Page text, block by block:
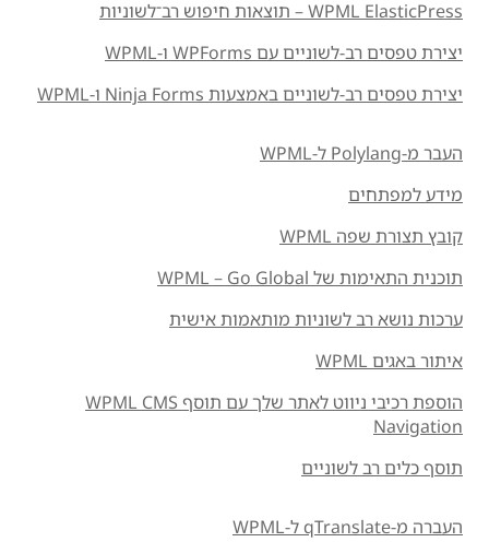
WPML ElasticPress – תוצאות חיפוש רב־לשוניות
יצירת טפסים רב-לשוניים עם WPForms ו-WPML
יצירת טפסים רב-לשוניים באמצעות Ninja Forms ו-WPML
העבר מ-Polylang ל-WPML
מידע למפתחים
קובץ תצורת שפה WPML
תוכנית התאימות של WPML – Go Global
ערכות נושא רב לשוניות מותאמות אישית
איתור באגים WPML
הוספת רכיבי ניווט לאתר שלך עם תוסף WPML CMS
Navigation
תוסף כלים רב לשוניים
העברה מ-qTranslate ל-WPML